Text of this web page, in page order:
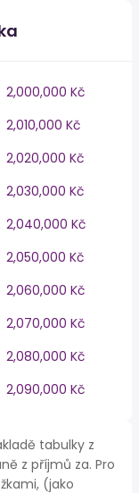
2,000,000 Kč
2,010,000 Kč
2,020,000 Kč
2,030,000 Kč
2,040,000 Kč
2,050,000 Kč
2,060,000 Kč
2,070,000 Kč
2,080,000 Kč
2,090,000 Kč
tabulky z
z příjmů za. Pro
(jako